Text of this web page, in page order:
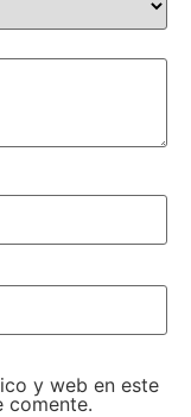
y web en este
comente.